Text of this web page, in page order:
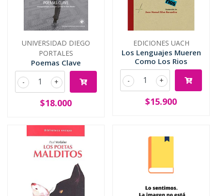
UNIVERSIDAD DIEGO
PORTALES
Poemas Clave
+
-
$18.000
EDICIONES UACH
Los Lenguajes Mueren
Como Los Rios
+
-
$15.900